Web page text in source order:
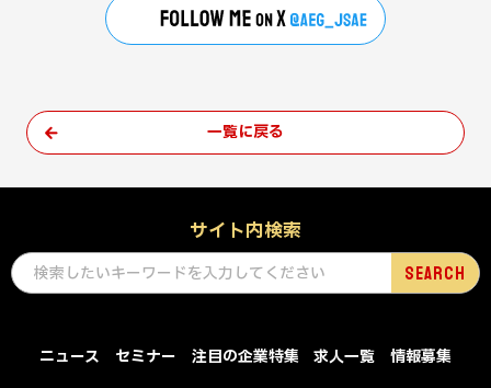
一覧に戻る
サイト内検索
ニュース セミナー 注目の企業特集 求人一覧
情報募集